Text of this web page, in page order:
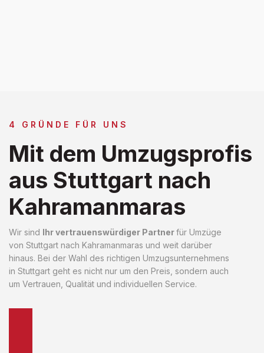
4 GRÜNDE FÜR UNS
Mit dem Umzugsprofis
aus Stuttgart nach
Kahramanmaras
Wir sind Ihr vertrauenswürdiger Partnerfür Umzüge
von Stuttgart nach Kahramanmaras und weit darüber
hinaus. Bei der Wahl des richtigen Umzugsunternehmens
in Stuttgart geht es nicht nur um den Preis, sondern auch
um Vertrauen, Qualität und individuellen Service.